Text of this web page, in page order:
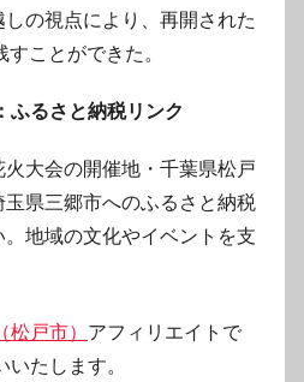
の視点により、再開された
ことができた。
ふるさと納税リンク
大会の開催地・千葉県松戸
県三郷市へのふるさと納税
地域の文化やイベントを支
戸市） アフィリエイトで
たします。